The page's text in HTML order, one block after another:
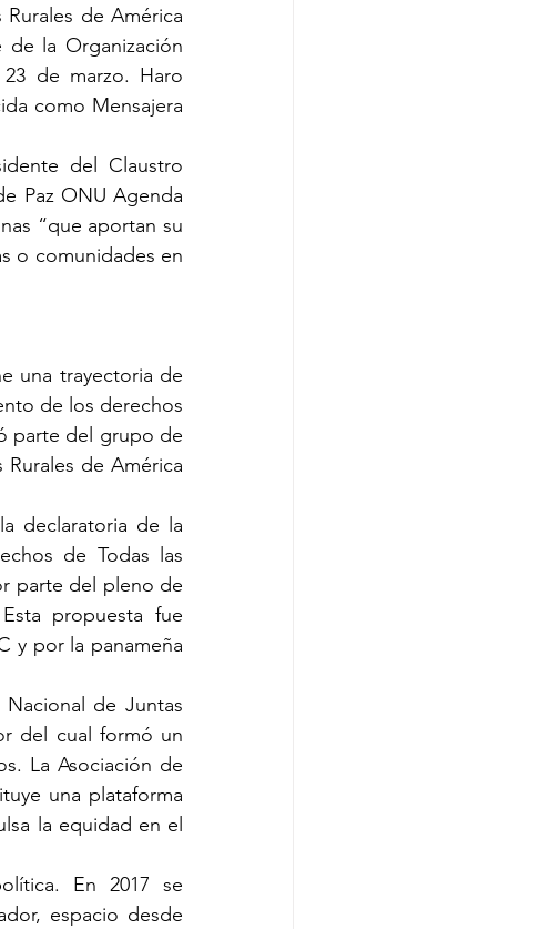
de América
de la Organización
de marzo. Haro
como Mensajera
del Claustro
Paz ONU Agenda
“que aportan su
o comunidades en
una trayectoria de
de los derechos
parte del grupo de
de América
declaratoria de la
de Todas las
parte del pleno de
propuesta fue
y por la panameña
de Juntas
del cual formó un
La Asociación de
una plataforma
la equidad en el
En 2017 se
espacio desde